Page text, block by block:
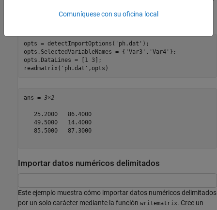
opts = detectImportOptions( 'ph.dat' );
opts.SelectedVariableNames = { 'Var3' , 'Var4' };
opts.DataLines = [1 3];
readmatrix( 'ph.dat' ,opts)
ans = 3×2
   25.2000   86.4000
   49.5000   14.4000
   85.5000   87.3000
Importar datos numéricos delimitados
Este ejemplo muestra cómo importar datos numéricos delimitados
por un solo carácter mediante la función writematrix. Cree un
Comuníquese con su oficina local